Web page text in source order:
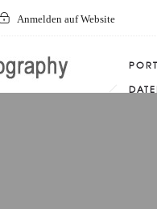
Anmelden auf Website